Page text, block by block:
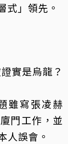
式」領先。
實是烏龍？
雖寫張凌赫
門工作，並
人誤會。